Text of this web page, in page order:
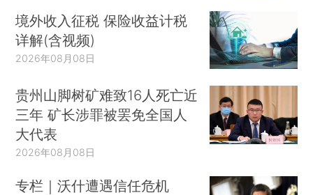
境外收入征税 保险收益计税
详解(含视频)
2026年08月08日
贵州山脚树矿难致16人死亡近
三年 矿长涉罪被罢免全国人
大代表
2026年08月08日
专栏｜沃什遭遇信任危机